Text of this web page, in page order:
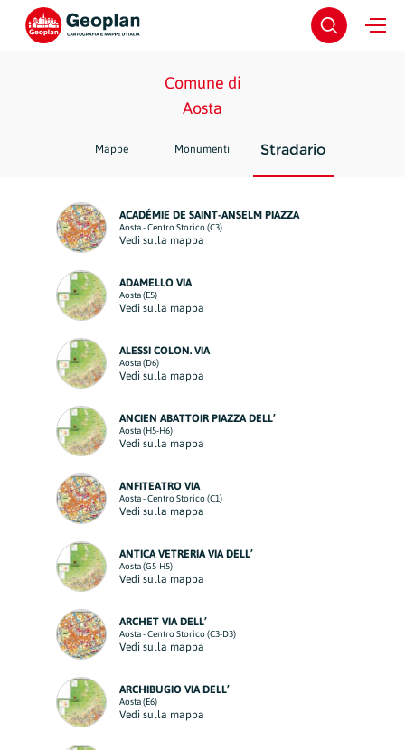
Comune di
Aosta
Mappe Monumenti Stradario
ACADÉMIE DE SAINT-ANSELM PIAZZA
Aosta - Centro Storico (C3)
Vedi sulla mappa
ADAMELLO VIA
Aosta (E5)
Vedi sulla mappa
ALESSI COLON. VIA
Aosta (D6)
Vedi sulla mappa
ANCIEN ABATTOIR PIAZZA DELL’
Aosta (H5-H6)
Vedi sulla mappa
ANFITEATRO VIA
Aosta - Centro Storico (C1)
Vedi sulla mappa
ANTICA VETRERIA VIA DELL’
Aosta (G5-H5)
Vedi sulla mappa
ARCHET VIA DELL’
Aosta - Centro Storico (C3-D3)
Vedi sulla mappa
ARCHIBUGIO VIA DELL’
Aosta (E6)
Vedi sulla mappa